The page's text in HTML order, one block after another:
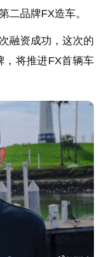
二品牌FX造车。
融资成功，这次的
，将推进FX首辆车